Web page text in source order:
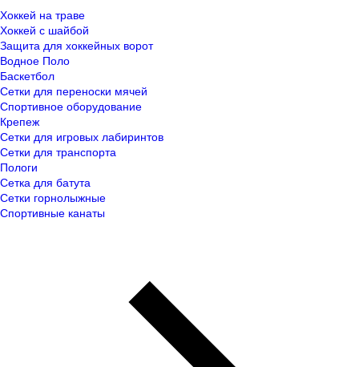
Хоккей на траве
Хоккей с шайбой
Защита для хоккейных ворот
Водное Поло
Баскетбол
Сетки для переноски мячей
Спортивное оборудование
Крепеж
Сетки для игровых лабиринтов
Сетки для транспорта
Пологи
Сетка для батута
Сетки горнолыжные
Спортивные канаты